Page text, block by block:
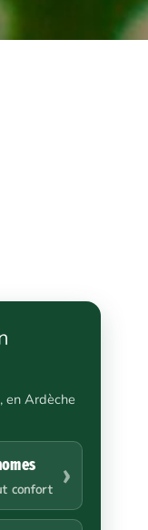
en Ardèche
confort ›